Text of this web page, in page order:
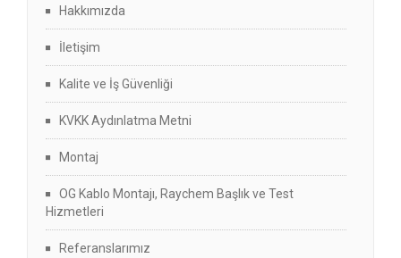
Hakkımızda
İletişim
Kalite ve İş Güvenliği
KVKK Aydınlatma Metni
Montaj
OG Kablo Montajı, Raychem Başlık ve Test
Hizmetleri
Referanslarımız